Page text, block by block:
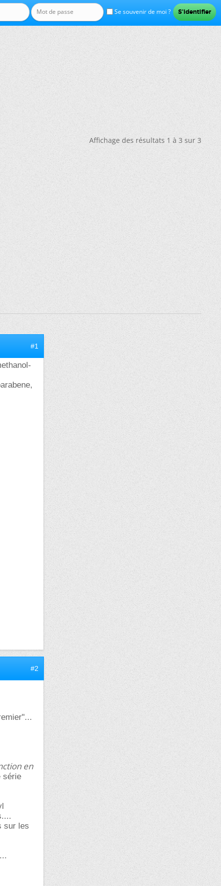
Se souvenir de moi ?
Affichage des résultats 1 à 3 sur 3
#1
#2
en
série
sur les